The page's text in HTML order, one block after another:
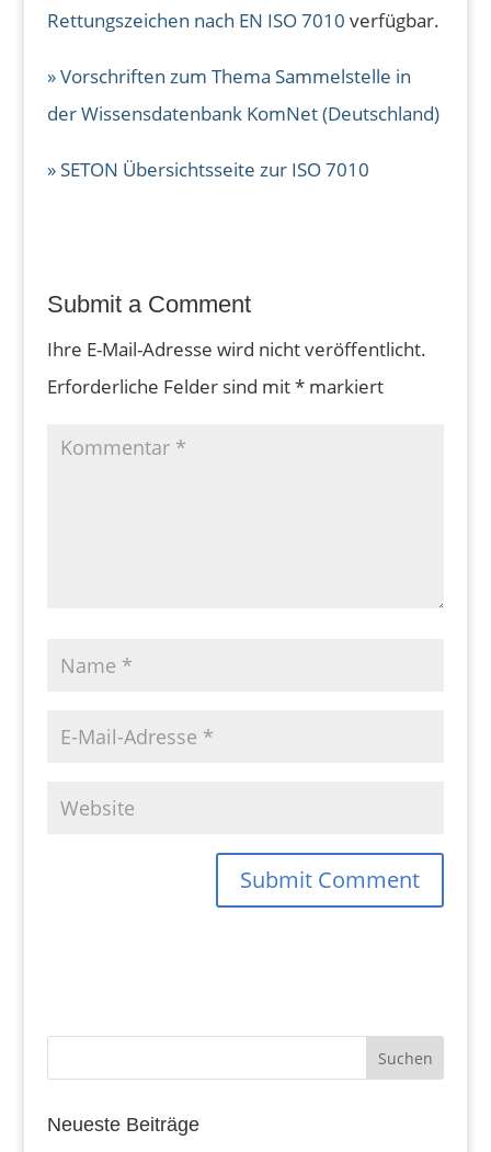
Rettungszeichen nach EN ISO 7010 verfügbar.
» Vorschriften zum Thema Sammelstelle in
der Wissensdatenbank KomNet (Deutschland)
» SETON Übersichtsseite zur ISO 7010
Submit a Comment
Ihre E-Mail-Adresse wird nicht veröffentlicht.
Erforderliche Felder sind mit*markiert
Neueste Beiträge